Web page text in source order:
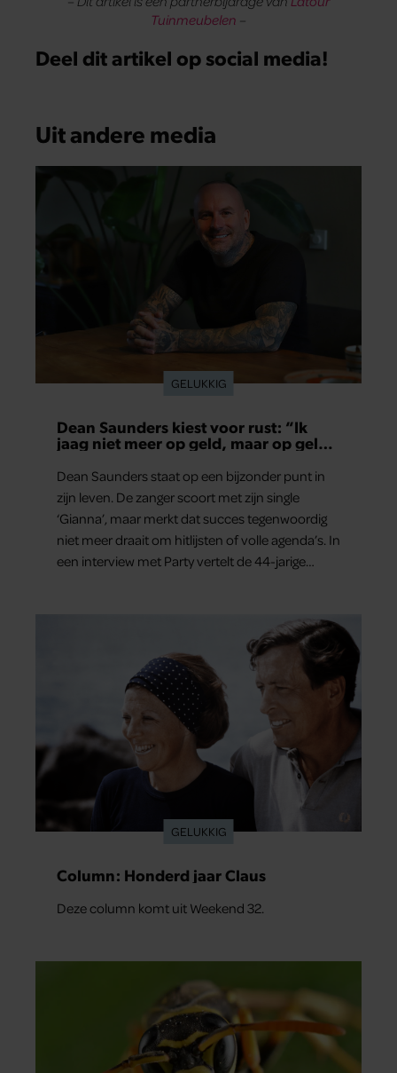
Tuinmeubelen
Deel dit artikel op social media!
Uit andere media
GELUKKIG
Dean Saunders kiest voor rust: “Ik
jaag niet meer op geld, maar op geluk
Dean Saunders staat op een bijzonder punt in
zijn leven. De zanger scoort met zijn single
‘Gianna’, maar merkt dat succes tegenwoordig
niet meer draait om hitlijsten of volle agenda’s. In
een interview met Party vertelt de 44-jarige
oudste zoon London spreekt hij openhartig.
GELUKKIG
Column: Honderd jaar Claus
Deze column komt uit Weekend 32.